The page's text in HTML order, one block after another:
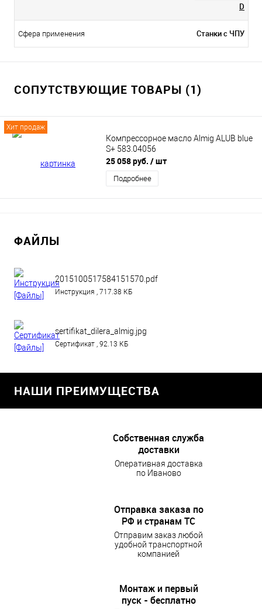
D
Сфера применения Станки с ЧПУ
СОПУТСТВУЮЩИЕ ТОВАРЫ (1)
Хит продаж
Компрессорное масло Almig ALUB blue
S+ 583.04056
25 058 руб. / шт
Подробнее
ФАЙЛЫ
2015100517584151570.pdf
Инструкция , 717.38 КБ
sertifikat_dilera_almig.jpg
Сертификат , 92.13 КБ
НАШИ ПРЕИМУЩЕСТВА
Собственная служба
доставки
Оперативная доставка
по Иваново
Отправка заказа по
РФ и странам ТС
Отправим заказ любой
удобной транспортной
компанией
Монтаж и первый
пуск - бесплатно